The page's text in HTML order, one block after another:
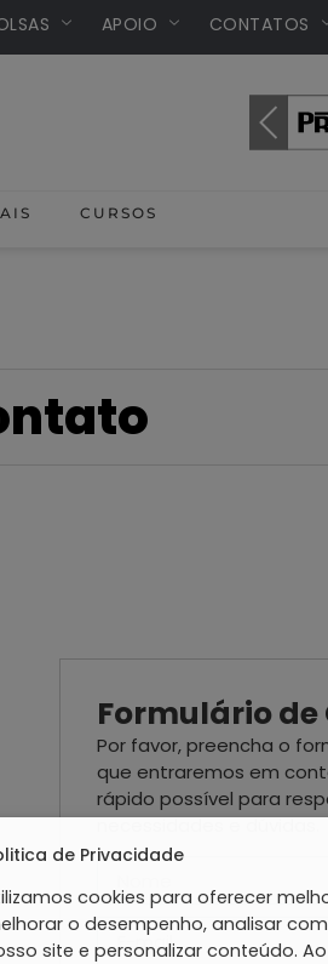
APOIO CONTATOS
CURSOS
Formulário
Por favor, preencha o
que entraremos em
rápido possível para
necessidades e dúvidas.
de Privacidade
cookies para oferecer
o desempenho, analisar
site e personalizar conteúdo.